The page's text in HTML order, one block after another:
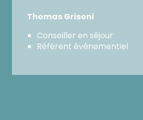
Thomas Grisoni
Conseiller en séjour
Référent évènementiel